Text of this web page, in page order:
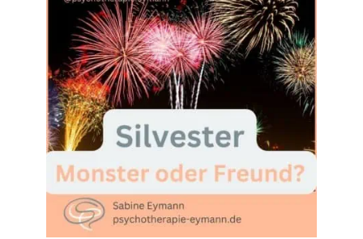
Silvester: Monster oder
Freund? 4 Tipps, wie
Sie den Jahreswechsel
gelassen überstehen